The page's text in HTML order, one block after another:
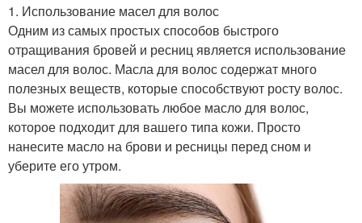
1. Использование масел для волос
Одним из самых простых способов быстрого
отращивания бровей и ресниц является использование
масел для волос. Масла для волос содержат много
полезных веществ, которые способствуют росту волос.
Вы можете использовать любое масло для волос,
которое подходит для вашего типа кожи. Просто
нанесите масло на брови и ресницы перед сном и
уберите его утром.